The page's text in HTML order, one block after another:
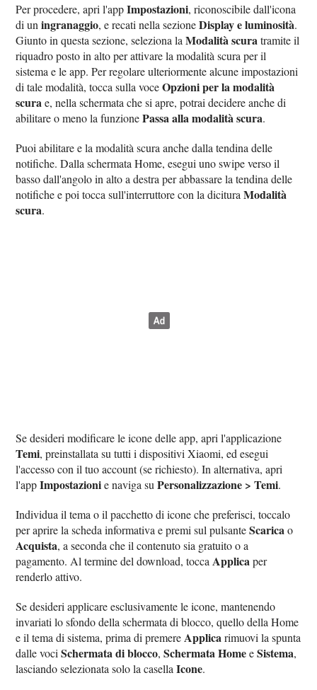
Per procedere, apri l'appImpostazioni, riconoscibile dall'icona
di uningranaggio, e recati nella sezioneDisplay e luminosità.
Giunto in questa sezione, seleziona laModalità scuratramite il
riquadro posto in alto per attivare la modalità scura per il
sistema e le app. Per regolare ulteriormente alcune impostazioni
di tale modalità, tocca sulla voceOpzioni per la modalità
scurae, nella schermata che si apre, potrai decidere anche di
abilitare o meno la funzionePassa alla modalità scura.
Puoi abilitare e la modalità scura anche dalla tendina delle
notifiche. Dalla schermata Home, esegui uno swipe verso il
basso dall'angolo in alto a destra per abbassare la tendina delle
notifiche e poi tocca sull'interruttore con la dicituraModalità
scura.
Se desideri modificare le icone delle app, apri l'applicazione
Temi, preinstallata su tutti i dispositivi Xiaomi, ed esegui
l'accesso con il tuo account (se richiesto). In alternativa, apri
l'appImpostazionie naviga suPersonalizzazione > Temi.
Individua il tema o il pacchetto di icone che preferisci, toccalo
per aprire la scheda informativa e premi sul pulsanteScaricao
Acquista, a seconda che il contenuto sia gratuito o a
pagamento. Al termine del download, tocca Applicaper
renderlo attivo.
Se desideri applicare esclusivamente le icone, mantenendo
invariati lo sfondo della schermata di blocco, quello della Home
e il tema di sistema, prima di premere Applicarimuovi la spunta
dalle vociSchermata di blocco,Schermata HomeeSistema,
lasciando selezionata solo la casellaIcone.